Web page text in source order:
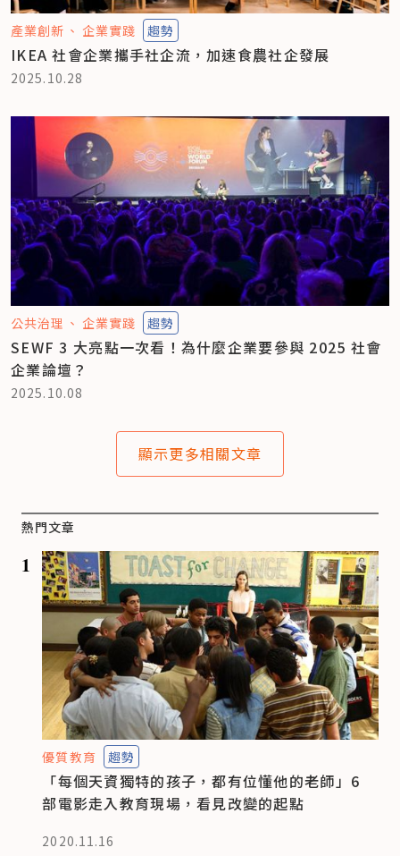
產業創新 企業實踐 趨勢
IKEA 社會企業攜手社企流，加速食農社企發展
2025.10.28
公共治理 企業實踐 趨勢
SEWF 3 大亮點一次看！為什麼企業要參與 2025 社會
企業論壇？
2025.10.08
顯示更多相關文章
熱門文章
1
優質教育 趨勢
「每個天資獨特的孩子，都有位懂他的老師」6
部電影走入教育現場，看見改變的起點
2020.11.16